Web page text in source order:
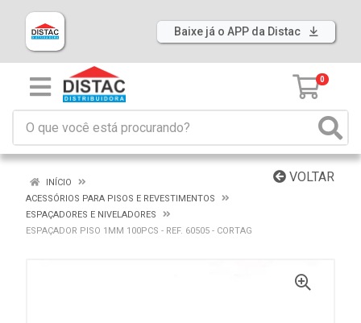
Baixe já o APP da Distac
0
VOLTAR
INÍCIO
ACESSÓRIOS PARA PISOS E REVESTIMENTOS
ESPAÇADORES E NIVELADORES
ESPAÇADOR PISO 1MM 100PCS - REF. 60505 - CORTAG